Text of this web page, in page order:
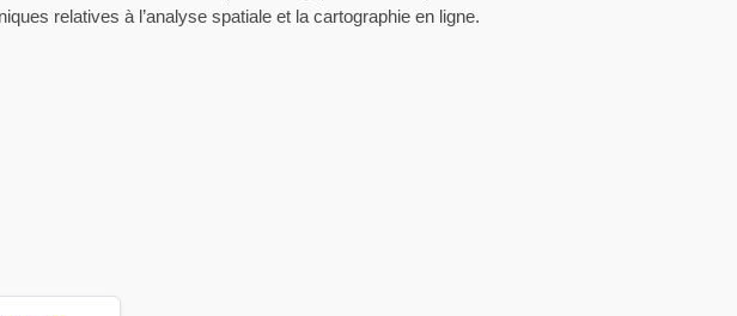
relatives à l’analyse spatiale et la cartographie en ligne.